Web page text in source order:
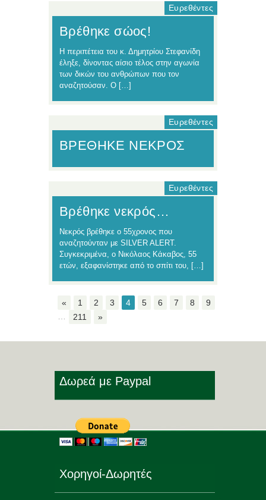
Ευρεθέντες
Βρέθηκε σώος!
Η περιπέτεια του κ. Δημητρίου Στεφανίδη
έληξε, δίνοντας αίσιο τέλος στην αγωνία
των δικών του ανθρώπων που τον
αναζητούσαν. Ο […]
Ευρεθέντες
ΒΡΕΘΗΚΕ ΝΕΚΡΟΣ
Ευρεθέντες
Βρέθηκε νεκρός…
Νεκρός βρέθηκε ο 55χρονος που
αναζητούνταν με SILVER ALERT.
Συγκεκριμένα, ο Νικόλαος Κάκαβος, 55
ετών, εξαφανίστηκε από το σπίτι του, […]
« 1 2 3 4 5 6 7 8
9
211 »
Δωρεά με Paypal
Χορηγοί-Δωρητές